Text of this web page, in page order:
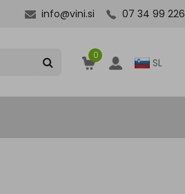
info@vini.si 07 34 99 226
0
SL